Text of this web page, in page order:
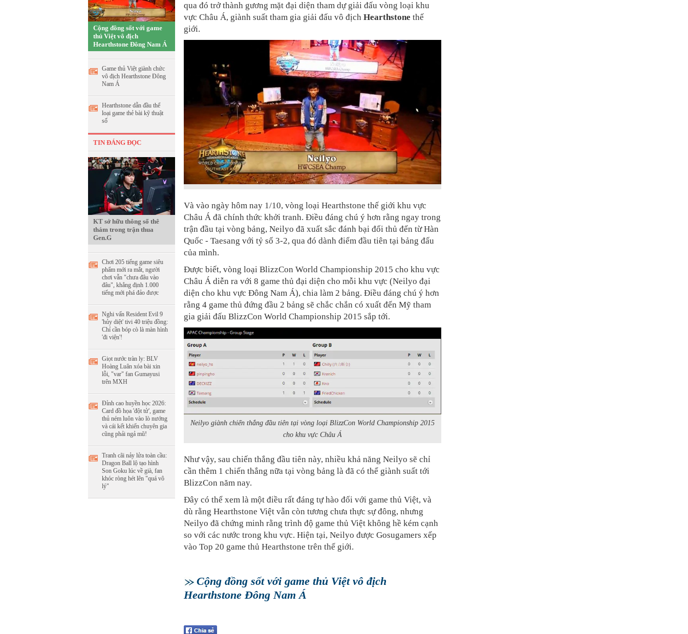
Cộng đồng sốt với game
thủ Việt vô địch
Hearthstone Đông Nam Á
Game thủ Việt giành chức
vô địch Hearthstone Đông
Nam Á
Hearthstone dẫn đầu thể
loại game thẻ bài kỹ thuật
số
TIN ĐÁNG ĐỌC
KT sở hữu thông số thê
thảm trong trận thua
Gen.G
Chơi 205 tiếng game siêu
phẩm mới ra mắt, người
chơi vẫn "chưa đâu vào
đâu", khẳng định 1.000
tiếng mới phá đảo được
Nghi vấn Resident Evil 9
'hủy diệt' tivi 40 triệu đồng:
Chỉ cần bóp cò là màn hình
'đi viện'!
Giọt nước tràn ly: BLV
Hoàng Luân xóa bài xin
lỗi, "var" fan Gumayusi
trên MXH
Đỉnh cao huyền học 2026:
Card đồ họa 'đột tử', game
thủ ném luôn vào lò nướng
và cái kết khiến chuyên gia
cũng phải ngả mũ!
Tranh cãi nảy lửa toàn cầu:
Dragon Ball lộ tạo hình
Son Goku lúc về già, fan
khóc ròng hét lên "quá vô
lý"
qua đó trở thành gương mặt đại diện tham dự giải đấu vòng loại khu
vực Châu Á, giành suất tham gia giải đấu vô địch Hearthstone thế
giới.
Và vào ngày hôm nay 1/10, vòng loại Hearthstone thế giới khu vực
Châu Á đã chính thức khởi tranh. Điều đáng chú ý hơn rằng ngay trong
trận đầu tại vòng bảng, Neilyo đã xuất sắc đánh bại đối thủ đến từ Hàn
Quốc - Taesang với tỷ số 3-2, qua đó dành điểm đầu tiên tại bảng đấu
của mình.
Được biết, vòng loại BlizzCon World Championship 2015 cho khu vực
Châu Á diễn ra với 8 game thủ đại diện cho mỗi khu vực (Neilyo đại
diện cho khu vực Đông Nam Á), chia làm 2 bảng. Điều đáng chú ý hơn
rằng 4 game thủ đứng đầu 2 bảng sẽ chắc chắn có xuất đến Mỹ tham
gia giải đấu BlizzCon World Championship 2015 sắp tới.
Neilyo giành chiến thắng đầu tiên tại vòng loại BlizzCon World Championship 2015
cho khu vực Châu Á
Như vậy, sau chiến thắng đầu tiên này, nhiều khả năng Neilyo sẽ chỉ
cần thêm 1 chiến thắng nữa tại vòng bảng là đã có thể giành suất tới
BlizzCon năm nay.
Đây có thể xem là một điều rất đáng tự hào đối với game thủ Việt, và
dù rằng Hearthstone Việt vẫn còn tương chưa thực sự đông, nhưng
Neilyo đã chứng minh rằng trình độ game thủ Việt không hề kém cạnh
so với các nước trong khu vực. Hiện tại, Neilyo được Gosugamers xếp
vào Top 20 game thủ Hearthstone trên thế giới.
Cộng đồng sốt với game thủ Việt vô địch
Hearthstone Đông Nam Á